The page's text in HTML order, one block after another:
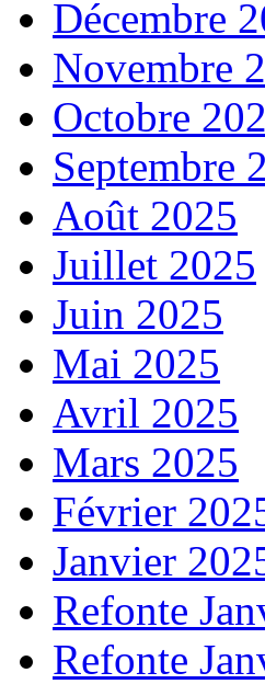
Décembre
Novembre
Octobre
Septembre
Août 2025
Juillet 2025
Juin 2025
Mai 2025
Avril 2025
Mars 2025
Février
Janvier
Refonte
Refonte